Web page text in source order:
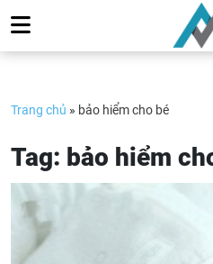
to
content
Trang chủ » bảo hiểm cho bé
Tag: bảo hiểm